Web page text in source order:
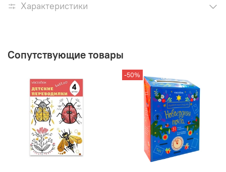
Характеристики
Сопутствующие товары
-50%